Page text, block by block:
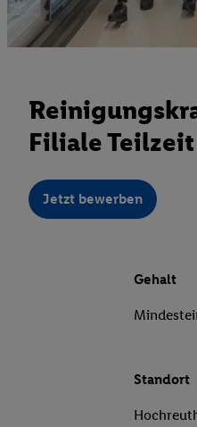
Filiale
Jetzt bewerben
Gehalt
Standort